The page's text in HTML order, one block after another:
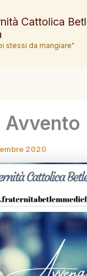
Cattolica
stessi da mangiare"
Avvento
2020